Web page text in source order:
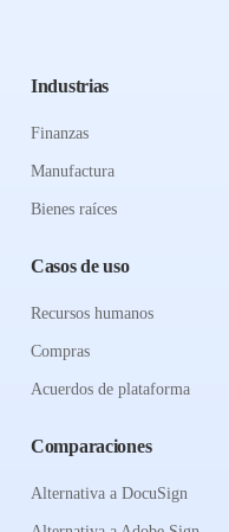
Industrias
Finanzas
Manufactura
Bienes raíces
Casos de uso
Recursos humanos
Compras
Acuerdos de plataforma
Comparaciones
Alternativa a DocuSign